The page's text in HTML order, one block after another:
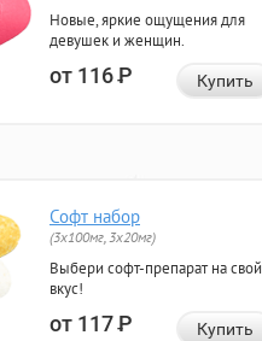
Новые, яркие ощущения для
девушек и женщин.
от 116Р Купить
Софт набор
(3x100мг, 3x20мг)
Выбери софт-препарат на свой
вкус!
от 117Р Купить